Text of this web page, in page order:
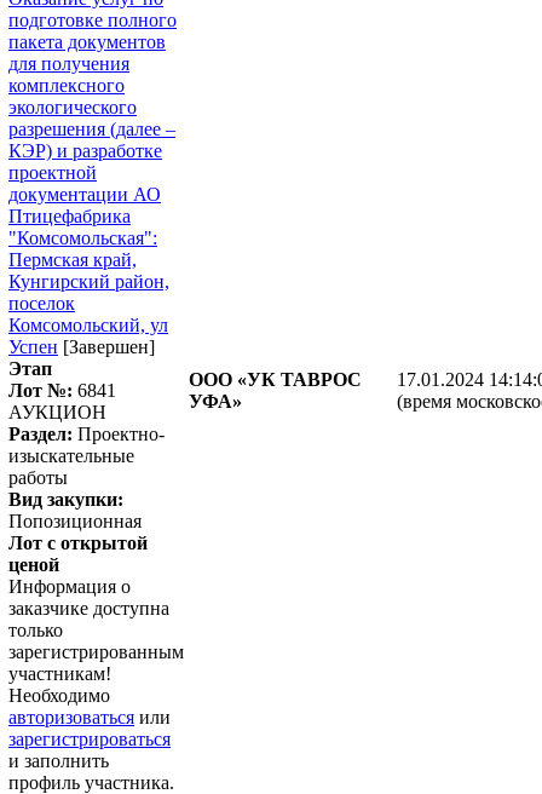
подготовке полного
пакета документов
для получения
комплексного
экологического
разрешения (далее –
КЭР) и разработке
проектной
документации АО
Птицефабрика
"Комсомольская":
Пермская край,
Кунгирский район,
поселок
Комсомольский, ул
Успен [Завершен]
Этап
Лот №: 6841
АУКЦИОН
Раздел: Проектно-
изыскательные
работы
Вид закупки:
Попозиционная
Лот с открытой
ценой
Информация о
заказчике доступна
только
зарегистрированным
участникам!
Необходимо
авторизоваться или
зарегистрироваться
и заполнить
профиль участника.
ООО «УК ТАВРОС
УФА»
17.01.2024
(время